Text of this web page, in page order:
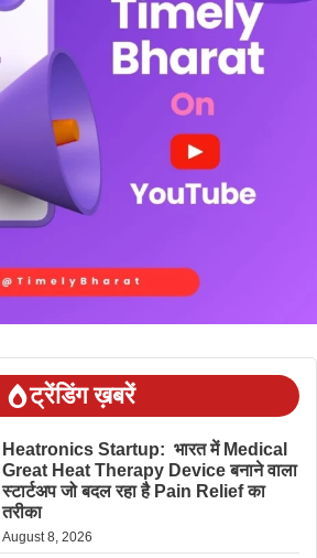
ट्रेंडिंग ख़बरें
Heatronics Startup: भारत में Medical
Great Heat Therapy Device बनाने वाला
स्टार्टअप जो बदल रहा है Pain Relief का
तरीका
August 8, 2026